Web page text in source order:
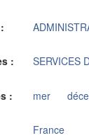
: SERVICES
: mer
France